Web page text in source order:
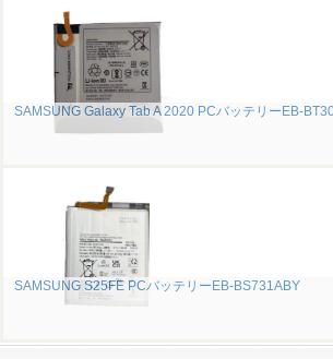
SAMSUNG Galaxy Tab A 2020 PCバッテリーEB-
SAMSUNG S25FE PCバッテリーEB-BS731ABY